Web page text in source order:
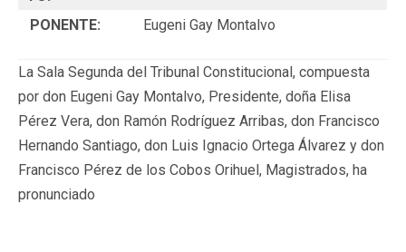
PONENTE: Eugeni Gay Montalvo
La Sala Segunda del Tribunal Constitucional, compuesta
por don Eugeni Gay Montalvo, Presidente, doña Elisa
Pérez Vera, don Ramón Rodríguez Arribas, don Francisco
Hernando Santiago, don Luis Ignacio Ortega Álvarez y don
Francisco Pérez de los Cobos Orihuel, Magistrados, ha
pronunciado